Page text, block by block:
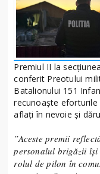
Premiul II la
conferit Preotului
Batalionului 151
recunoaște
aflați în nevoie și
”Aceste premii
personalul brigăzii
rolul de pilon în